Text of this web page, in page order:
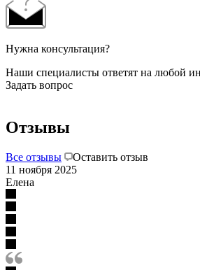
Нужна консультация?
Наши специалисты ответят на любой
Задать вопрос
Отзывы
Все отзывы
Оставить отзыв
11 ноября 2025
Елена